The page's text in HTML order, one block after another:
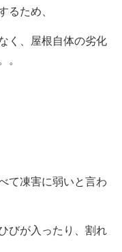
るため、
く、屋根自体の劣化
。
て凍害に弱いと言わ
びが入ったり、割れ